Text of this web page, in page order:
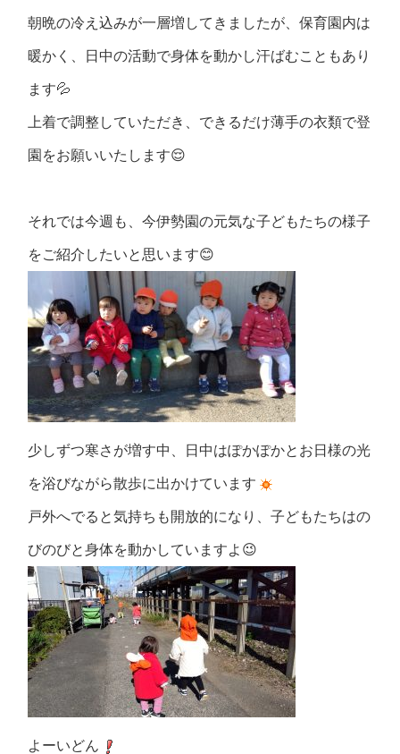
朝晩の冷え込みが一層増してきましたが、保育園内は
暖かく、日中の活動で身体を動かし汗ばむこともあり
ます💦
上着で調整していただき、できるだけ薄手の衣類で登
園をお願いいたします😌
それでは今週も、今伊勢園の元気な子どもたちの様子
をご紹介したいと思います😊
少しずつ寒さが増す中、日中はぽかぽかとお日様の光
を浴びながら散歩に出かけています
戸外へでると気持ちも開放的になり、子どもたちはの
びのびと身体を動かしていますよ 😉
よーいどん